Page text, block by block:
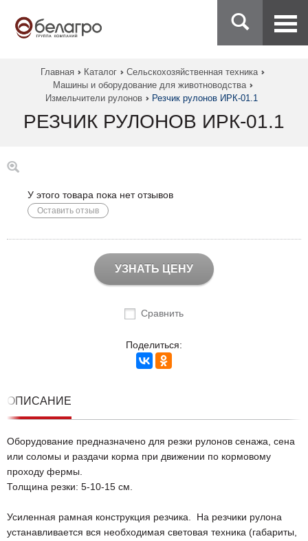
Главная Каталог
Сельскохозяйственная техника
Машины и оборудование для животноводства
Измельчители рулонов
Резчик рулонов ИРК-01.1
РЕЗЧИК РУЛОНОВ ИРК-01.1
У этого товара пока нет отзывов
Оставить отзыв
УЗНАТЬ ЦЕНУ
Сравнить
Поделиться:
ОПИСАНИЕ
Оборудование предназначено для резки рулонов сенажа, сена
или соломы и раздачи корма при движении по кормовому
проходу фермы.
Толщина резки: 5-10-15 см.
Усиленная рамная конструкция резчика. На резчики рулона
устанавливается вся необходимая световая техника (габариты,